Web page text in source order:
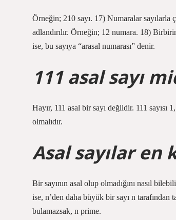
Örneğin; 210 sayı. 17) Numaralar sayılarla
adlandırılır. Örneğin; 12 numara. 18)
ise, bu sayıya “arasal numarası” denir.
111 asal sayı
Hayır, 111 asal bir sayı değildir. 111 sayısı
olmalıdır.
Asal sayılar en
Bir sayının asal olup olmadığını nasıl
ise, n’den daha büyük bir sayı n tarafından
bulamazsak, n prime.